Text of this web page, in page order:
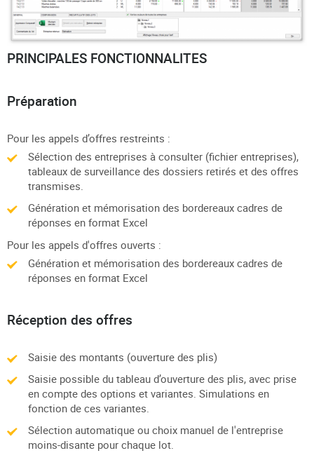
PRINCIPALES FONCTIONNALITES
Préparation
Pour les appels d’offres restreints :
Sélection des entreprises à consulter (fichier entreprises),
tableaux de surveillance des dossiers retirés et des offres
transmises.
Génération et mémorisation des bordereaux cadres de
réponses en format Excel
Pour les appels d'offres ouverts :
Génération et mémorisation des bordereaux cadres de
réponses en format Excel
Réception des offres
Saisie des montants (ouverture des plis)
Saisie possible du tableau d’ouverture des plis, avec prise
en compte des options et variantes. Simulations en
fonction de ces variantes.
Sélection automatique ou choix manuel de l'entreprise
moins-disante pour chaque lot.